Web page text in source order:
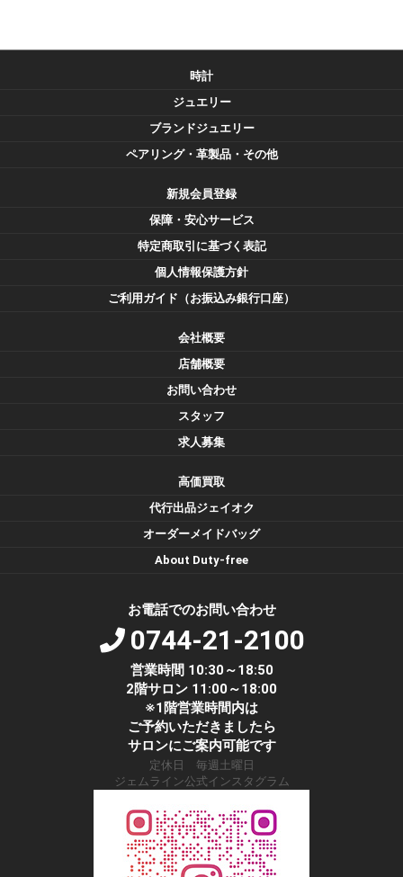
時計
ジュエリー
ブランドジュエリー
ペアリング・革製品・その他
新規会員登録
保障・安心サービス
特定商取引に基づく表記
個人情報保護方針
ご利用ガイド（お振込み銀行口座）
会社概要
店舗概要
お問い合わせ
スタッフ
求人募集
高価買取
代行出品ジェイオク
オーダーメイドバッグ
About Duty-free
お電話でのお問い合わせ
0744-21-2100
営業時間 10:30～18:50
2階サロン 11:00～18:00
※1階営業時間内は
ご予約いただきましたら
サロンにご案内可能です
定休日 毎週土曜日
ジェムライン公式インスタグラム